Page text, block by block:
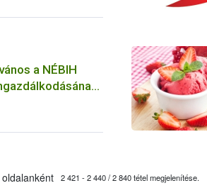
a NÉBIH
2 421 - 2 440 / 2 840 tétel megjelenítése.